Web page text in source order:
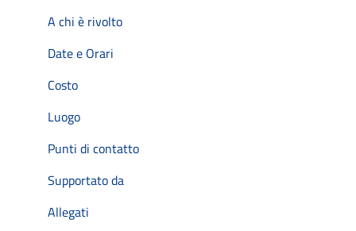
A chi è rivolto
Date e Orari
Costo
Luogo
Punti di contatto
Supportato da
Allegati